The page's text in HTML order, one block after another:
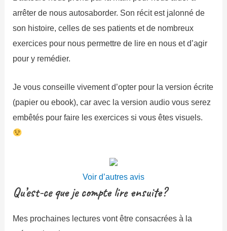
arrêter de nous autosaborder. Son récit est jalonné de
son histoire, celles de ses patients et de nombreux
exercices pour nous permettre de lire en nous et d’agir
pour y remédier.
Je vous conseille vivement d’opter pour la version écrite
(papier ou ebook), car avec la version audio vous serez
embêtés pour faire les exercices si vous êtes visuels.
Voir d’autres avis
Qu’est-ce que je compte lire ensuite?
Mes prochaines lectures vont être consacrées à la